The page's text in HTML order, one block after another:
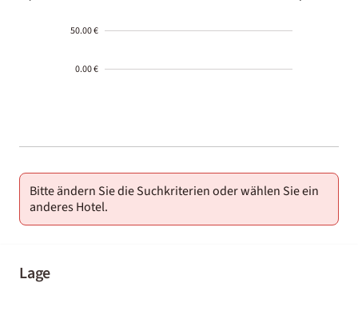
50.00 €
0.00 €
01-02
Bitte ändern Sie die Suchkriterien oder wählen Sie ein
anderes Hotel.
Lage